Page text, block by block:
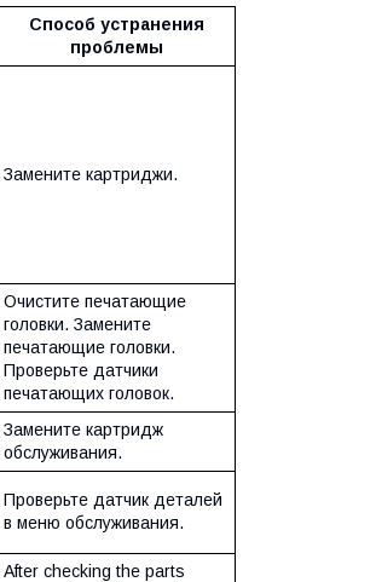
Способ устранения
проблемы
Замените картриджи.
Очистите печатающие
головки. Замените
печатающие головки.
Проверьте датчики
печатающих головок.
Замените картридж
обслуживания.
Проверьте датчик деталей
в меню обслуживания.
After checking the parts